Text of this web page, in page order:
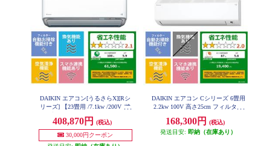
DAIKIN エアコン[うるさらX][Rシ
リーズ] 【23畳用 /7.1kw /200V /換
2026年モデル】★大型配送対象商
品 AN716ARP-W-ESET
408,870円
(税込)
30,000円クーポン
DAIKIN エアコン Cシリーズ 6畳用
2.2kw 100V 高さ25cm フィルター
CS-W-ESET
168,300円
(税込)
発送目安: 即納（在庫あり）